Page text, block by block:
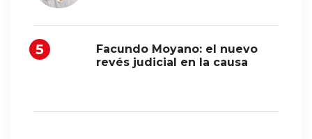
Facundo Moyano: el nuevo
revés judicial en la causa